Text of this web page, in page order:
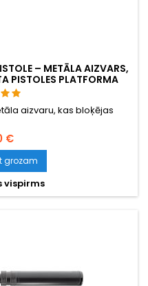
– METĀLA AIZVARS,
PISTOLES PLATFORMA
aizvaru, kas bloķējas
€
grozam
vispirms